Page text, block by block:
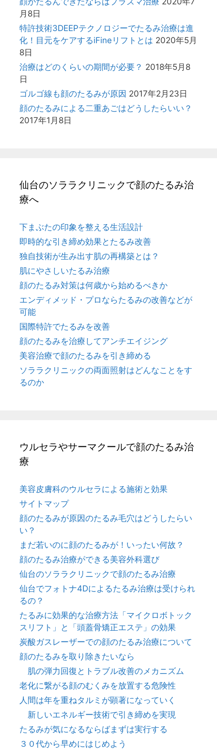
月8日
特許技術3DEEPテクノロジーでたるみ治療は進
化！目元をケアするiFineリフトとは 2020年5月
8日
治療はどのくらいの期間が必要？ 2018年5月8
日
ゴルゴ線も顔のたるみが原因 2017年2月23日
顔のたるみによる二重あごはどうしたらいい？
2017年1月8日
仙台のソララクリニックで顔のたるみ治
療へ
下まぶたの印象を整える生活設計
即時的な引き締め効果とたるみ改善
独自技術が生み出す肌の再構築とは？
肌にやさしいたるみ治療
顔のたるみ対策は何歳から始めるべきか
エンディメッド・プロならたるみの改善などが
可能
国際特許でたるみを改善
顔のたるみを治療してアンチエイジング
美容治療で顔のたるみを引き締める
ソララクリニックの両面照射はどんなことをす
るのか
ウルセラやサーマクールで顔のたるみ治
療
美容皮膚科のウルセラによる施術と効果
サイトマップ
顔のたるみが原因のたるみ毛穴はどうしたらい
い？
まだ若いのに顔のたるみが！いったい何故？
顔のたるみ治療ができる美容外科選び
仙台のソララクリニックで顔のたるみ治療
仙台でフォトナ4Dによるたるみ治療は受けられ
るの？
たるみに効果的な治療方法「マイクロボトック
スリフト」と「頭蓋骨矯正エステ」の効果
炭酸ガスレーザーでの顔のたるみ治療について
顔のたるみを取り除きたいなら
肌の弾力回復とトラブル改善のメカニズム
老化に繋がる顔のむくみを放置する危険性
人間は年を重ねタルミが顕著になっていく
新しいエネルギー技術で引き締めを実現
たるみが気になるならばまずは実行する
３０代から早めにはじめよう